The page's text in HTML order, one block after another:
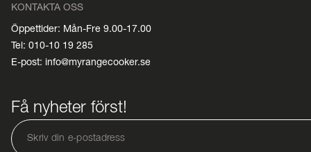
KONTAKTA OSS
Öppettider: Mån-Fre 9.00-17.00
Tel: 010-10 19 285
E-post: info@myrangecooker.se
Få nyheter först!